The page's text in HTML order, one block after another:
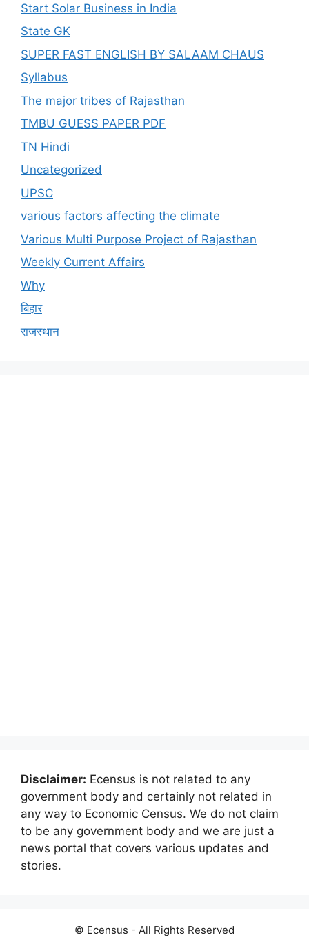
Start Solar Business in India
State GK
SUPER FAST ENGLISH BY SALAAM CHAUS
Syllabus
The major tribes of Rajasthan
TMBU GUESS PAPER PDF
TN Hindi
Uncategorized
UPSC
various factors affecting the climate
Various Multi Purpose Project of Rajasthan
Weekly Current Affairs
Why
बिहार
राजस्थान
Disclaimer: Ecensus is not related to any
government body and certainly not related in
any way to Economic Census. We do not claim
to be any government body and we are just a
news portal that covers various updates and
stories.
© Ecensus - All Rights Reserved